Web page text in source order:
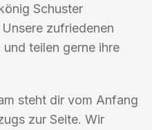
Schuster
zufriedenen
teilen gerne ihre
steht dir vom Anfang
zur Seite. Wir